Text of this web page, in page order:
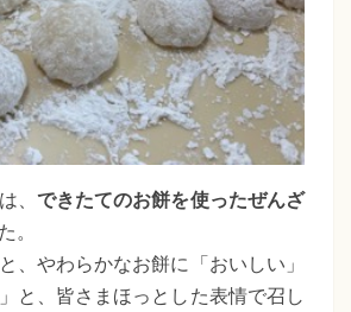
、 できたてのお餅を使ったぜんざ
。
、やわらかなお餅に「おいしい」
と、皆さまほっとした表情で召し